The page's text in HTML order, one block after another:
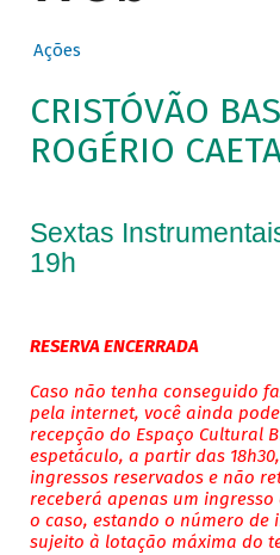
Ações
CRISTÓVÃO
ROGÉRIO
Sextas
19h
RESERVA ENCERRADA
Caso não tenha conseguido
pela internet, você ainda
recepção do Espaço Cultural
espetáculo, a partir das
ingressos reservados e não
receberá apenas um
o caso, estando o número de
sujeito à lotação máxima do